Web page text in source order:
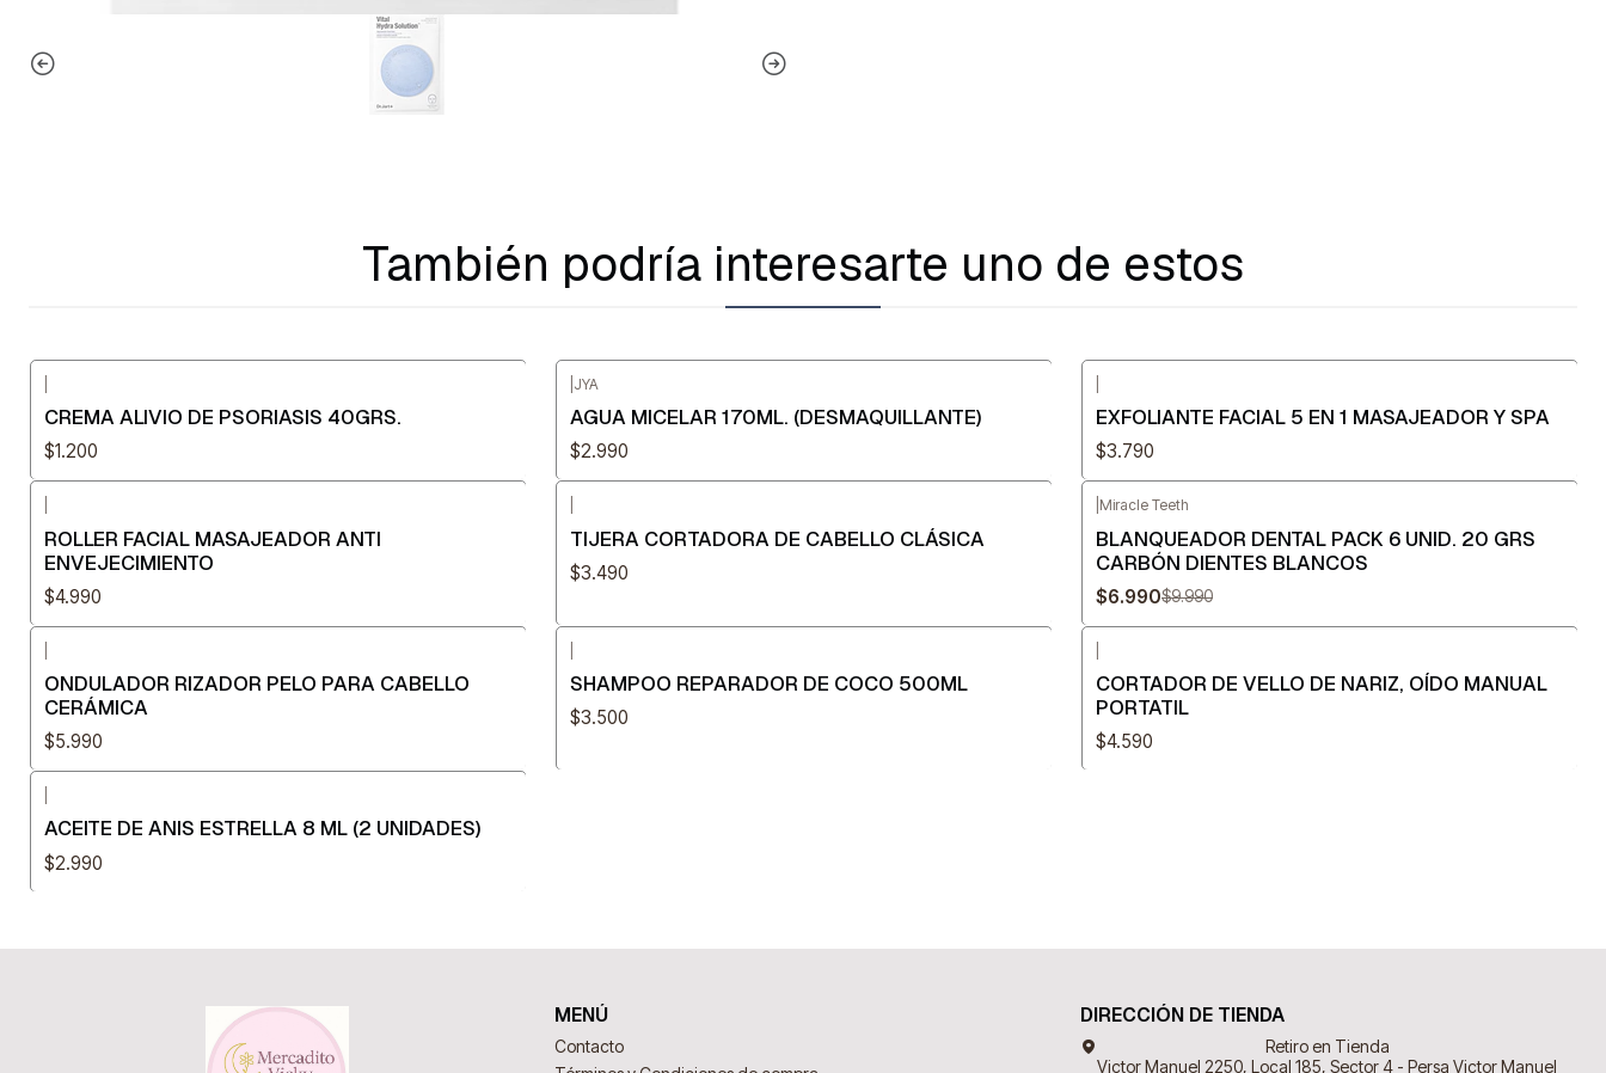
También podría interesarte uno de estos
CREMA ALIVIO DE PSORIASIS 40GRS.
$1.200
JYA
AGUA MICELAR 170ML. (DESMAQUILLANTE)
$2.990
EXFOLIANTE FACIAL 5 EN 1 MASAJEADOR Y SPA
$3.790
ROLLER FACIAL MASAJEADOR ANTI
ENVEJECIMIENTO
$4.990
TIJERA CORTADORA DE CABELLO CLÁSICA
$3.490
Miracle Teeth
BLANQUEADOR DENTAL PACK 6 UNID. 20 GRS
CARBÓN DIENTES BLANCOS
$6.990$9.990
ONDULADOR RIZADOR PELO PARA CABELLO
CERÁMICA
$5.990
SHAMPOO REPARADOR DE COCO 500ML
$3.500
CORTADOR DE VELLO DE NARIZ, OÍDO MANUAL
PORTATIL
$4.590
ACEITE DE ANIS ESTRELLA 8 ML (2 UNIDADES)
$2.990
MENÚ
Contacto
DIRECCIÓN DE TIENDA
Retiro en Tienda
Victor Manuel 2250, Local 185, Sector 4 - Persa Victor Manuel